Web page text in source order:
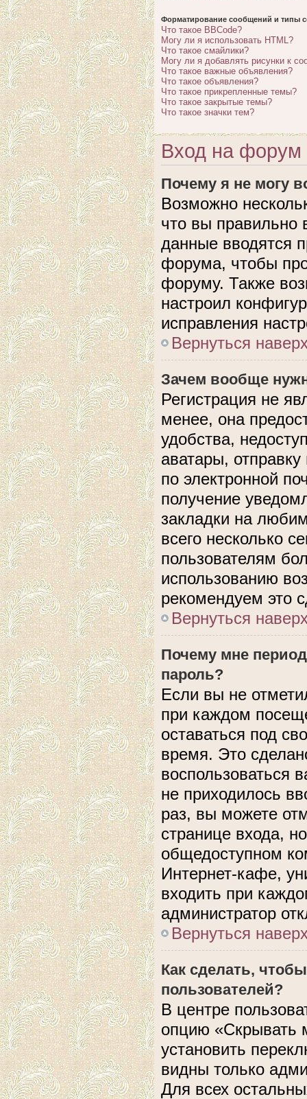
Форматирование сообщений и типы
Что такое BBCode?
Могу ли я использовать HTML?
Что такое смайлики?
Могу ли я добавлять рисунки к
Что такое важные объявления?
Что такое объявления?
Что такое прикрепленные темы?
Что такое закрытые темы?
Что такое значки тем?
Вход на форум
Почему я не могу
Возможно
что вы правильно
данные вводятся
форума, чтобы
форуму. Также
настроил
исправления
Вернуться
Зачем вообще
Регистрация не
менее, она
удобства,
аватары,
по электронной
получение
закладки на
всего несколько
пользователям
использованию
рекомендуем это
Вернуться
Почему мне
пароль?
Если вы не
при каждом
оставаться под
время. Это
воспользоваться
не приходилось
раз, вы можете
странице входа,
общедоступном
Интернет-кафе,
входить при
администратор
Вернуться
Как сделать,
пользователей?
В центре
опцию «Скрывать
установить
видны только
Для всех